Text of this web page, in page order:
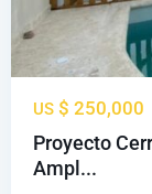
US $ 250,000
Proyecto
Ampl...
Padre
las